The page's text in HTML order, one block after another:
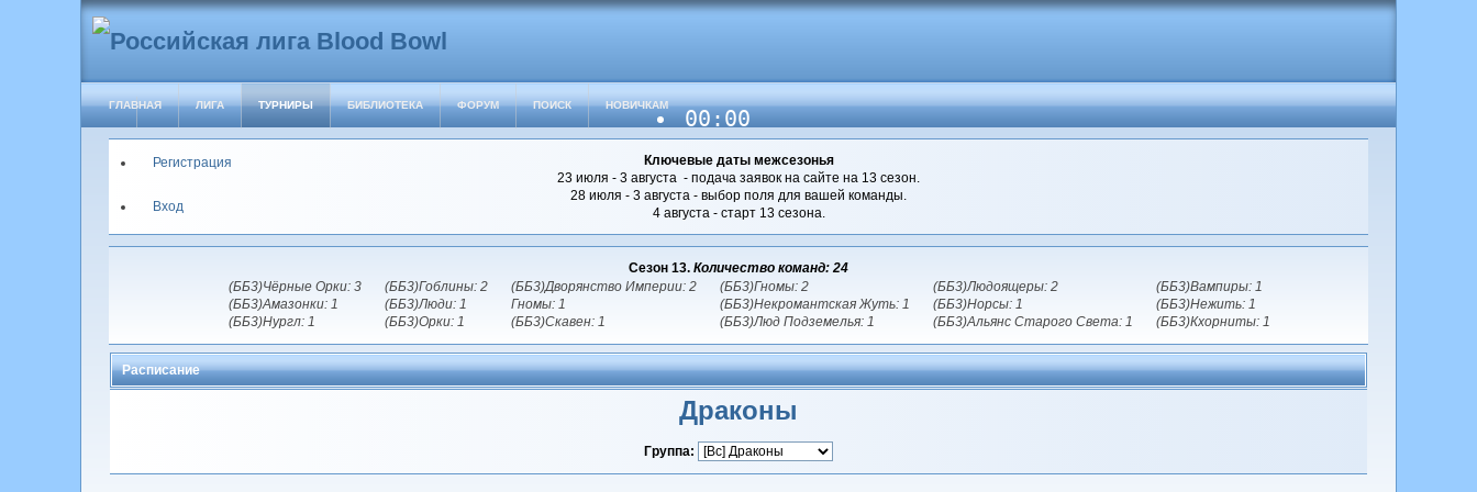
ГЛАВНАЯ ЛИГА ТУРНИРЫ БИБЛИОТЕКА ФОРУМ ПОИСК НОВИЧКАМ
00:00
Регистрация
Вход
Ключевые даты межсезонья
23 июля - 3 августа - подача заявок на сайте на 13 сезон.
28 июля - 3 августа - выбор поля для вашей команды.
4 августа - старт 13 сезона.
Сезон 13. Количество команд: 24
(ББ3)Чёрные Орки: 3
(ББ3)Амазонки: 1
(ББ3)Нургл: 1
(ББ3)Гоблины: 2
(ББ3)Люди: 1
(ББ3)Орки: 1
(ББ3)Дворянство Империи: 2
Гномы: 1
(ББ3)Скавен: 1
(ББ3)Гномы: 2
(ББ3)Некромантская Жуть: 1
(ББ3)Люд Подземелья: 1
(ББ3)Людоящеры: 2
(ББ3)Норсы: 1
(ББ3)Альянс Старого Света: 1
(ББ3)Вампиры: 1
(ББ3)Нежить: 1
(ББ3)Кхорниты: 1
Расписание
Драконы
Группа: